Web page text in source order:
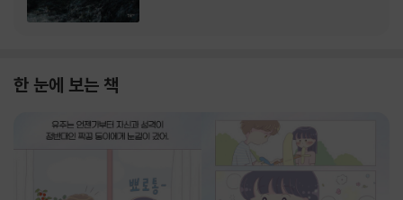
한 눈에 보는 책